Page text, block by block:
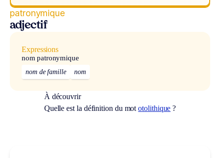
patronymique
adjectif
Expressions
nom patronymique
nom de famille nom
À découvrir
Quelle est la définition du mototolithique ?